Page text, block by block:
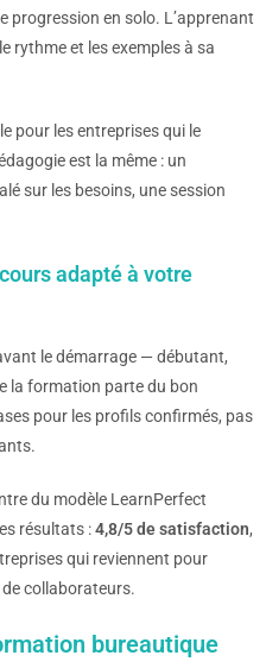
progression en solo. L’apprenant
rythme et les exemples à sa
pour les entreprises qui le
est la même : un
sur les besoins, une session
adapté à votre
le démarrage — débutant,
la formation parte du bon
pour les profils confirmés, pas
du modèle LearnPerfect
résultats :4,8/5 de satisfaction,
qui reviennent pour
collaborateurs.
bureautique